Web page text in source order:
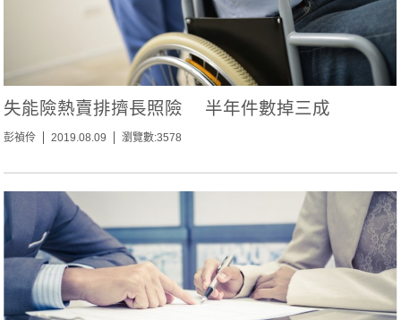
失能險熱賣排擠長照險 半年件數掉三成
彭禎伶 2019.08.09 瀏覽數:3578